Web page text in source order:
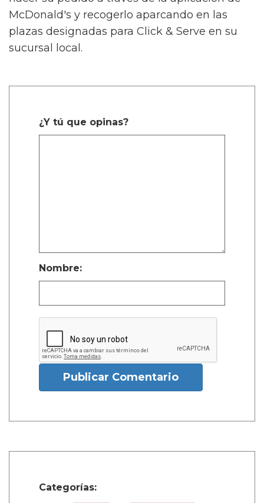
McDonald's y recogerlo aparcando en las
plazas designadas para Click & Serve en su
sucursal local.
¿Y tú que opinas?
Nombre:
Publicar Comentario
Categorías: